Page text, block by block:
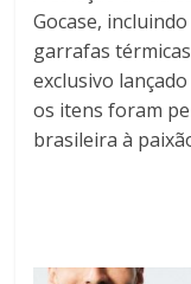
Gocase,
garrafas
exclusivo
os itens foram
brasileira à